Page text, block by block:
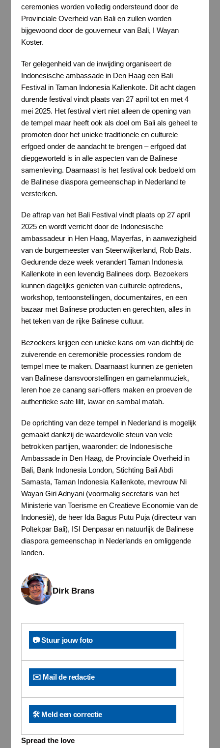
ceremonies worden volledig ondersteund door de
Provinciale Overheid van Bali en zullen worden
bijgewoond door de gouverneur van Bali, I Wayan
Koster.
Ter gelegenheid van de inwijding organiseert de
Indonesische ambassade in Den Haag een Bali
Festival in Taman Indonesia Kallenkote. Dit acht dagen
durende festival vindt plaats van 27 april tot en met 4
mei 2025. Het festival viert niet alleen de opening van
de tempel maar heeft ook als doel om Bali als geheel te
promoten door het unieke traditionele en culturele
erfgoed onder de aandacht te brengen – erfgoed dat
diepgeworteld is in alle aspecten van de Balinese
samenleving. Daarnaast is het festival ook bedoeld om
de Balinese diaspora gemeenschap in Nederland te
versterken.
De aftrap van het Bali Festival vindt plaats op 27 april
2025 en wordt verricht door de Indonesische
ambassadeur in Hen Haag, Mayerfas, in aanwezigheid
van de burgemeester van Steenwijkerland, Rob Bats.
Gedurende deze week verandert Taman Indonesia
Kallenkote in een levendig Balinees dorp. Bezoekers
kunnen dagelijks genieten van culturele optredens,
workshop, tentoonstellingen, documentaires, en een
bazaar met Balinese producten en gerechten, alles in
het teken van de rijke Balinese cultuur.
Bezoekers krijgen een unieke kans om van dichtbij de
zuiverende en ceremoniële processies rondom de
tempel mee te maken. Daarnaast kunnen ze genieten
van Balinese dansvoorstellingen en gamelanmuziek,
leren hoe ze canang sari-offers maken en proeven de
authentieke sate lilit, lawar en sambal matah.
De oprichting van deze tempel in Nederland is mogelijk
gemaakt dankzij de waardevolle steun van vele
betrokken partijen, waaronder: de Indonesische
Ambassade in Den Haag, de Provinciale Overheid in
Bali, Bank Indonesia London, Stichting Bali Abdi
Samasta, Taman Indonesia Kallenkote, mevrouw Ni
Wayan Giri Adnyani (voormalig secretaris van het
Ministerie van Toerisme en Creatieve Economie van de
Indonesië), de heer Ida Bagus Putu Puja (directeur van
Poltekpar Bali), ISI Denpasar en natuurlijk de Balinese
diaspora gemeenschap in Nederlands en omliggende
landen.
Dirk Brans
📷 Stuur jouw foto
✉️ Mail de redactie
🛠️ Meld een correctie
Spread the love